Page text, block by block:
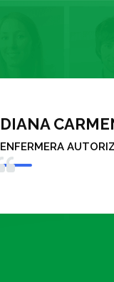
MARTHA
ENFERMERA